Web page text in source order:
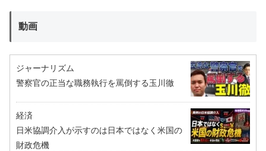
動画
ジャーナリズム
警察官の正当な職務執行を罵倒する玉川徹
経済
日米協調介入が示すのは日本ではなく米国の
財政危機